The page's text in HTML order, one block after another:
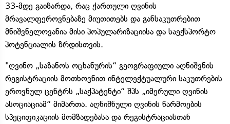
33-მდე გაიზარდა, რაც ქართული ღვინის
მრავალფეროვნებაზე მიუთითებს და განსაკუთრებით
მნიშვნელოვანია მისი პოპულარიზაციისა და საექსპორტო
პოტენციალის ზრდისთვის.
"ღვინო „საზანოს ოცხანურის“ გეოგრაფიული აღნიშვნის
რეგისტრაციის მოთხოვნით ინტელექტუალური საკუთრების
ეროვნულ ცენტრს „საქპატენტი“ შპს „იმერული ღვინის
ასოციაციამ“ მიმართა. აღნიშნული ღვინის წარმოების
სპეციფიკაციის მომზადებასა და რეგისტრაციასთან